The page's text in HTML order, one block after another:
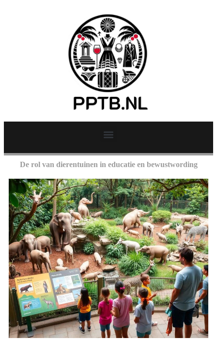
De rol van dierentuinen in educatie en bewustwording